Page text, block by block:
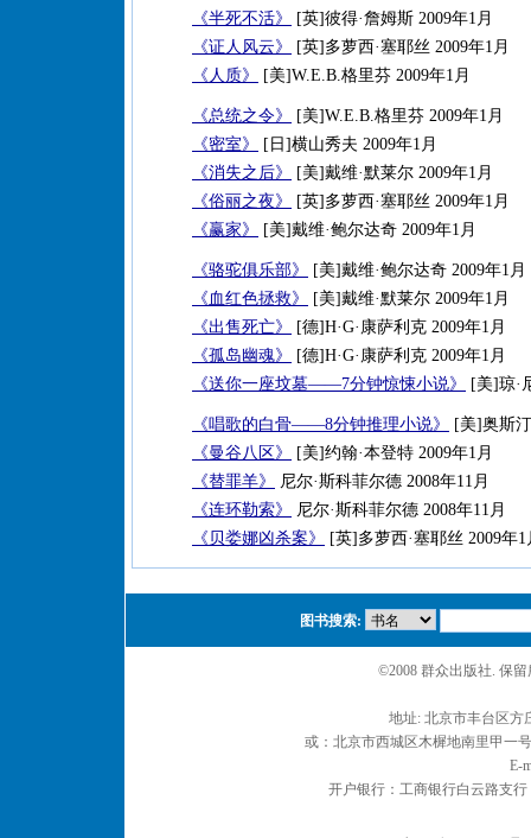
《半死不活》
[英]彼得·詹姆斯 2009年1月
《证人风云》
[英]多萝西·塞耶丝 2009年1月
《人质》
[美]W.E.B.格里芬 2009年1月
《总统之令》
[美]W.E.B.格里芬 2009年1月
《密室》
[日]横山秀夫 2009年1月
《消失之后》
[美]戴维·默莱尔 2009年1月
《俗丽之夜》
[英]多萝西·塞耶丝 2009年1月
《赢家》
[美]戴维·鲍尔达奇 2009年1月
《骆驼俱乐部》
[美]戴维·鲍尔达奇 2009年1月
《血红色拯救》
[美]戴维·默莱尔 2009年1月
《出售死亡》
[德]H·G·康萨利克 2009年1月
《孤岛幽魂》
[德]H·G·康萨利克 2009年1月
《送你一座坟墓——7分钟惊悚小说》
[美]琼·
《唱歌的白骨——8分钟推理小说》
[美]奥斯
《曼谷八区》
[美]约翰·本登特 2009年1月
《替罪羊》
尼尔·斯科菲尔德 2008年11月
《连环勒索》
尼尔·斯科菲尔德 2008年11月
《贝娄娜凶杀案》
[英]多萝西·塞耶丝 2009年1
图书搜索:
©2008 群众出版社. 保
地址: 北京市丰台区
或：北京市西城区木樨地南里甲一
E-
开户银行：工商银行白云路支